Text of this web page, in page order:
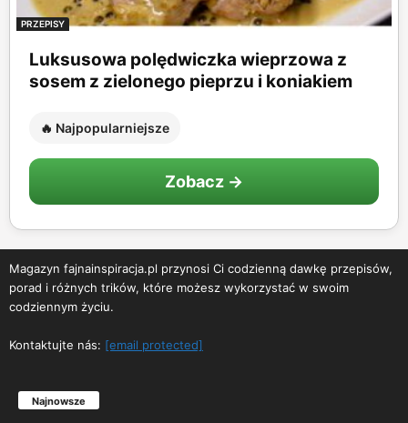
PRZEPISY
Luksusowa polędwiczka wieprzowa z
sosem z zielonego pieprzu i koniakiem
🔥 Najpopularniejsze
Zobacz →
Magazyn fajnainspiracja.pl przynosi Ci codzienną dawkę przepisów,
porad i różnych trików, które możesz wykorzystać w swoim
codziennym życiu.
Kontaktujte nás: [email protected]
Najnowsze